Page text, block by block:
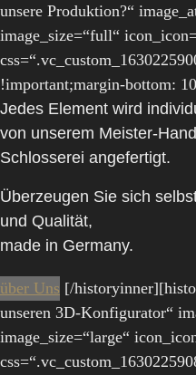
unsere Produktion?“
image_size=“full“
!important;margin-bottom:
Jedes Element wird
von unserem Meister-
Schlosserei angefertigt.
Überzeugen Sie sich
und Qualität,
made in Germany.
über Uns [/
unseren 3D-Konfigurator“
image_size=“large“